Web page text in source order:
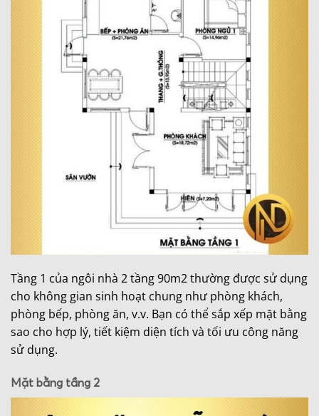
Tầng 1 của ngôi nhà 2 tầng 90m2 thường được sử dụng
cho không gian sinh hoạt chung như phòng khách,
phòng bếp, phòng ăn, v.v. Bạn có thể sắp xếp mặt bằng
sao cho hợp lý, tiết kiệm diện tích và tối ưu công năng
sử dụng.
Mặt bằng tầng 2